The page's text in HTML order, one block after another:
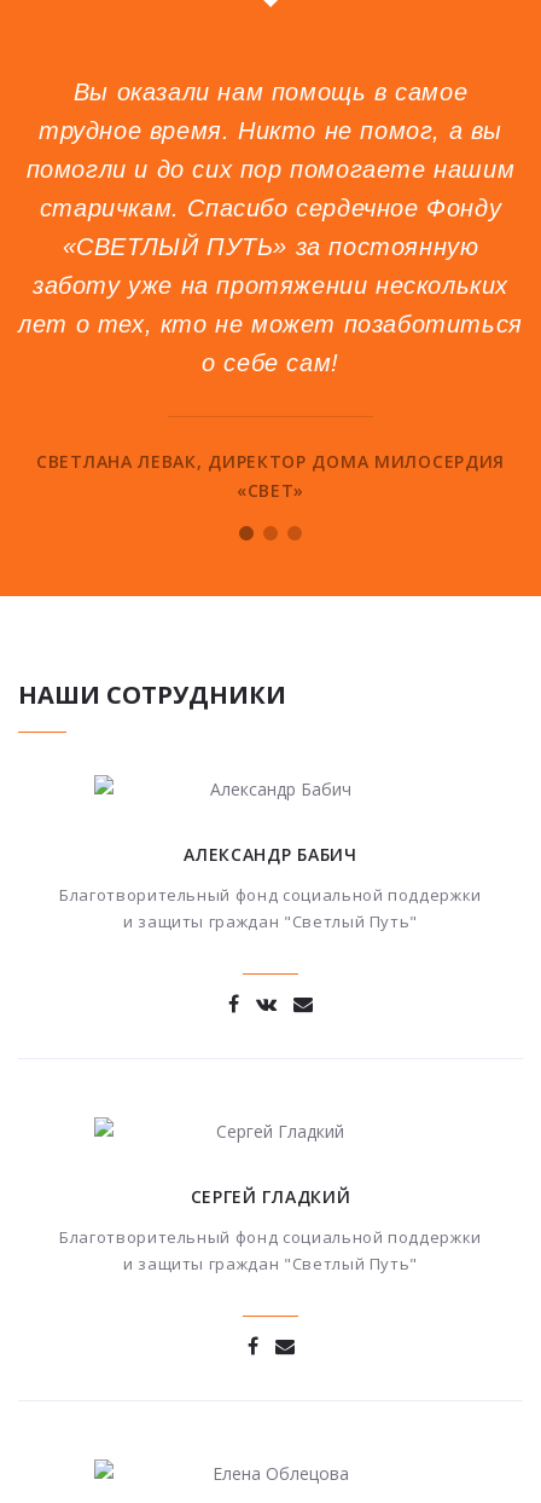
Вы оказали нам помощь в самое
трудное время. Никто не помог, а вы
помогли и до сих пор помогаете нашим
старичкам. Спасибо сердечное Фонду
«СВЕТЛЫЙ ПУТЬ» за постоянную
заботу уже на протяжении нескольких
лет о тех, кто не может позаботиться
о себе сам!
СВЕТЛАНА ЛЕВАК, ДИРЕКТОР ДОМА МИЛОСЕРДИЯ
«СВЕТ»
НАШИ СОТРУДНИКИ
АЛЕКСАНДР БАБИЧ
Благотворительный фонд социальной поддержки
и защиты граждан "Светлый Путь"
СЕРГЕЙ ГЛАДКИЙ
Благотворительный фонд социальной поддержки
и защиты граждан "Светлый Путь"